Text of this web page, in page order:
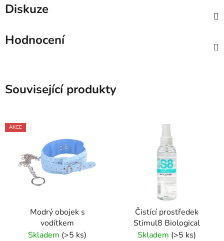
Diskuze
Hodnocení
Související produkty
AKCE
Modrý obojek s
vodítkem
Skladem (>5 ks)
Čistící prostředek
Stimul8 Biological
Skladem (>5 ks)